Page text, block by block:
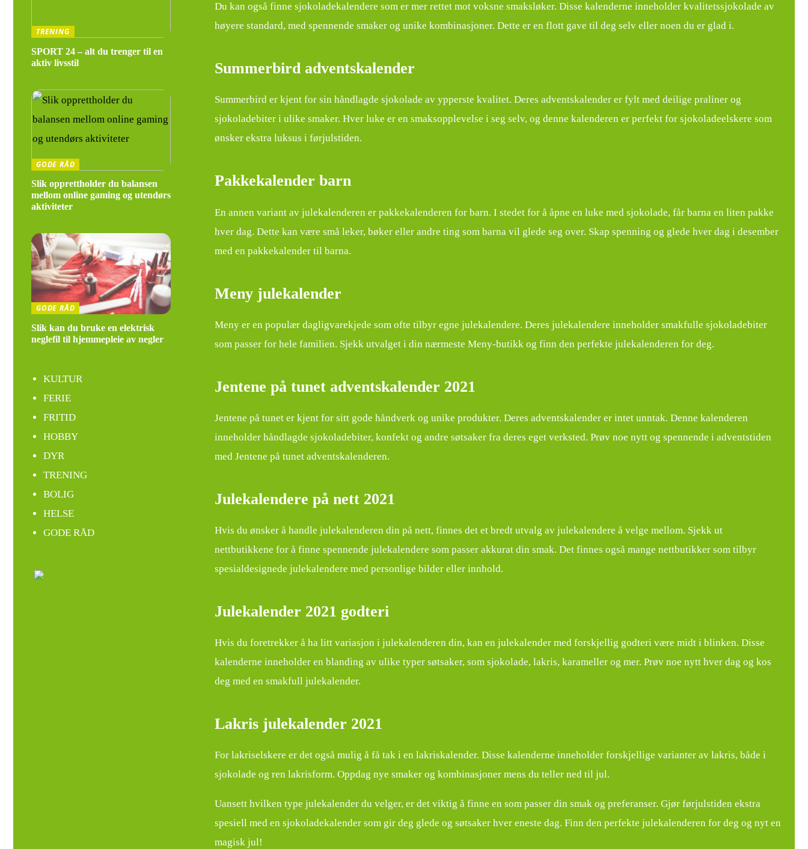
Du kan også finne sjokoladekalendere som er mer rettet mot voksne smaksløker. Disse kalenderne inneholder kvalitetssjokolade av
høyere standard, med spennende smaker og unike kombinasjoner. Dette er en flott gave til deg selv eller noen du er glad i.
Summerbird adventskalender
Summerbird er kjent for sin håndlagde sjokolade av ypperste kvalitet. Deres adventskalender er fylt med deilige praliner og
sjokoladebiter i ulike smaker. Hver luke er en smaksopplevelse i seg selv, og denne kalenderen er perfekt for sjokoladeelskere som
ønsker ekstra luksus i førjulstiden.
Pakkekalender barn
En annen variant av julekalenderen er pakkekalenderen for barn. I stedet for å åpne en luke med sjokolade, får barna en liten pakke
hver dag. Dette kan være små leker, bøker eller andre ting som barna vil glede seg over. Skap spenning og glede hver dag i desember
med en pakkekalender til barna.
Meny julekalender
Meny er en populær dagligvarekjede som ofte tilbyr egne julekalendere. Deres julekalendere inneholder smakfulle sjokoladebiter
som passer for hele familien. Sjekk utvalget i din nærmeste Meny-butikk og finn den perfekte julekalenderen for deg.
Jentene på tunet adventskalender 2021
Jentene på tunet er kjent for sitt gode håndverk og unike produkter. Deres adventskalender er intet unntak. Denne kalenderen
inneholder håndlagde sjokoladebiter, konfekt og andre søtsaker fra deres eget verksted. Prøv noe nytt og spennende i adventstiden
med Jentene på tunet adventskalenderen.
Julekalendere på nett 2021
Hvis du ønsker å handle julekalenderen din på nett, finnes det et bredt utvalg av julekalendere å velge mellom. Sjekk ut
nettbutikkene for å finne spennende julekalendere som passer akkurat din smak. Det finnes også mange nettbutikker som tilbyr
spesialdesignede julekalendere med personlige bilder eller innhold.
Julekalender 2021 godteri
Hvis du foretrekker å ha litt variasjon i julekalenderen din, kan en julekalender med forskjellig godteri være midt i blinken. Disse
kalenderne inneholder en blanding av ulike typer søtsaker, som sjokolade, lakris, karameller og mer. Prøv noe nytt hver dag og kos
deg med en smakfull julekalender.
Lakris julekalender 2021
For lakriselskere er det også mulig å få tak i en lakriskalender. Disse kalenderne inneholder forskjellige varianter av lakris, både i
sjokolade og ren lakrisform. Oppdag nye smaker og kombinasjoner mens du teller ned til jul.
Uansett hvilken type julekalender du velger, er det viktig å finne en som passer din smak og preferanser. Gjør førjulstiden ekstra
spesiell med en sjokoladekalender som gir deg glede og søtsaker hver eneste dag. Finn den perfekte julekalenderen for deg og nyt en
magisk jul!
TRENING
SPORT 24 – alt du trenger til en
aktiv livsstil
GODE RÅD
Slik opprettholder du balansen
mellom online gaming og utendørs
aktiviteter
GODE RÅD
Slik kan du bruke en elektrisk
neglefil til hjemmepleie av negler
KULTUR
FERIE
FRITID
HOBBY
DYR
TRENING
BOLIG
HELSE
GODE RÅD